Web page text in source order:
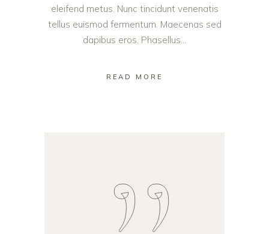
eleifend metus. Nunc tincidunt venenatis
tellus euismod fermentum. Maecenas sed
dapibus eros. Phasellus...
READ MORE